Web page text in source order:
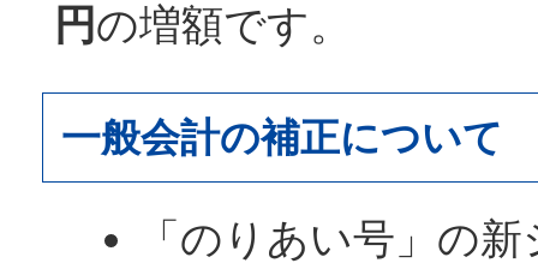
円の増額です。
一般会計の補正について
「のりあい号」の